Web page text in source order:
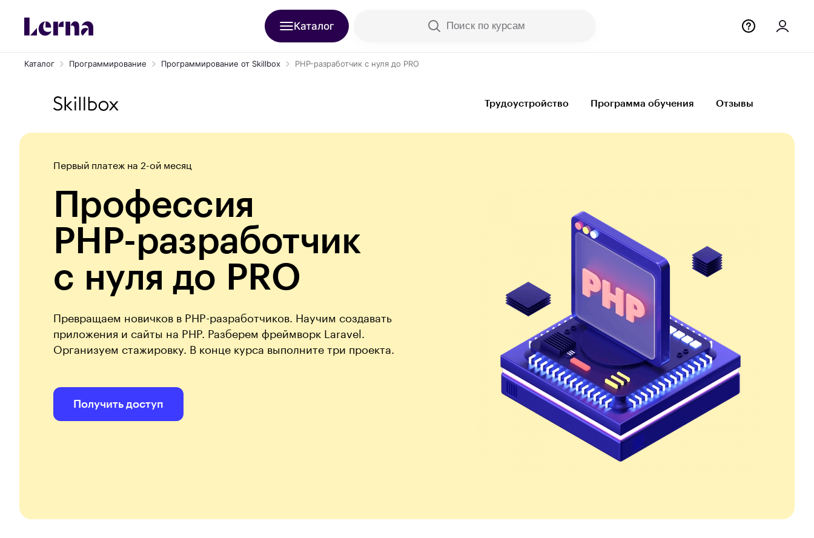
Каталог Поиск по курсам
Каталог Программирование Программирование от Skillbox PHP-разработчик с нуля до PRO
Трудоустройство Программа обучения Отзывы
Получить доступ
Первый платеж на 2-ой месяц
Профессия
PHP-разработчик
с нуля до PRO
Превращаем новичков в PHP-разработчиков. Научим создавать
приложения и сайты на PHP. Разберем фреймворк Laravel.
Организуем стажировку. В конце курса выполните три проекта.